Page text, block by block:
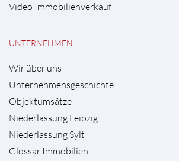
Video Immobilienverkauf
UNTERNEHMEN
Wir über uns
Unternehmensgeschichte
Objektumsätze
Niederlassung Leipzig
Niederlassung Sylt
Glossar Immobilien